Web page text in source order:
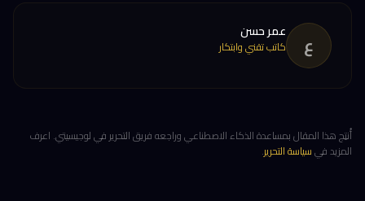
ع عمر حسن
كاتب تقني وابتكار
أُنتِج هذا المقال بمساعدة الذكاء الاصطناعي وراجعه فريق التحرير في لوجيسيتي. اعرف
المزيد فيسياسة التحرير.